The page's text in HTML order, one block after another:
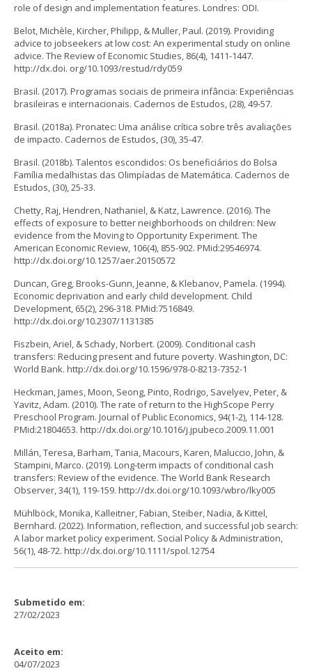
role of design and implementation features. Londres: ODI.
Belot, Michèle, Kircher, Philipp, & Muller, Paul. (2019). Providing
advice to jobseekers at low cost: An experimental study on online
advice. The Review of Economic Studies, 86(4), 1411-1447.
http://dx.doi. org/10.1093/restud/rdy059
Brasil. (2017). Programas sociais de primeira infância: Experiências
brasileiras e internacionais. Cadernos de Estudos, (28), 49-57.
Brasil. (2018a). Pronatec: Uma análise crítica sobre três avaliações
de impacto. Cadernos de Estudos, (30), 35-47.
Brasil. (2018b). Talentos escondidos: Os beneficiários do Bolsa
Família medalhistas das Olimpíadas de Matemática. Cadernos de
Estudos, (30), 25-33.
Chetty, Raj, Hendren, Nathaniel, & Katz, Lawrence. (2016). The
effects of exposure to better neighborhoods on children: New
evidence from the Moving to Opportunity Experiment. The
American Economic Review, 106(4), 855-902. PMid:29546974.
http://dx.doi.org/10.1257/aer.20150572
Duncan, Greg, Brooks-Gunn, Jeanne, & Klebanov, Pamela. (1994).
Economic deprivation and early child development. Child
Development, 65(2), 296-318. PMid:7516849.
http://dx.doi.org/10.2307/1131385
Fiszbein, Ariel, & Schady, Norbert. (2009). Conditional cash
transfers: Reducing present and future poverty. Washington, DC:
World Bank. http://dx.doi.org/10.1596/978-0-8213-7352-1
Heckman, James, Moon, Seong, Pinto, Rodrigo, Savelyev, Peter, &
Yavitz, Adam. (2010). The rate of return to the HighScope Perry
Preschool Program. Journal of Public Economics, 94(1-2), 114-128.
PMid:21804653. http://dx.doi.org/10.1016/j.jpubeco.2009.11.001
Millán, Teresa, Barham, Tania, Macours, Karen, Maluccio, John, &
Stampini, Marco. (2019). Long-term impacts of conditional cash
transfers: Review of the evidence. The World Bank Research
Observer, 34(1), 119-159. http://dx.doi.org/10.1093/wbro/lky005
Mühlböck, Monika, Kalleitner, Fabian, Steiber, Nadia, & Kittel,
Bernhard. (2022). Information, reflection, and successful job search:
A labor market policy experiment. Social Policy & Administration,
56(1), 48-72. http://dx.doi.org/10.1111/spol.12754
Submetido em:
27/02/2023
Aceito em:
04/07/2023